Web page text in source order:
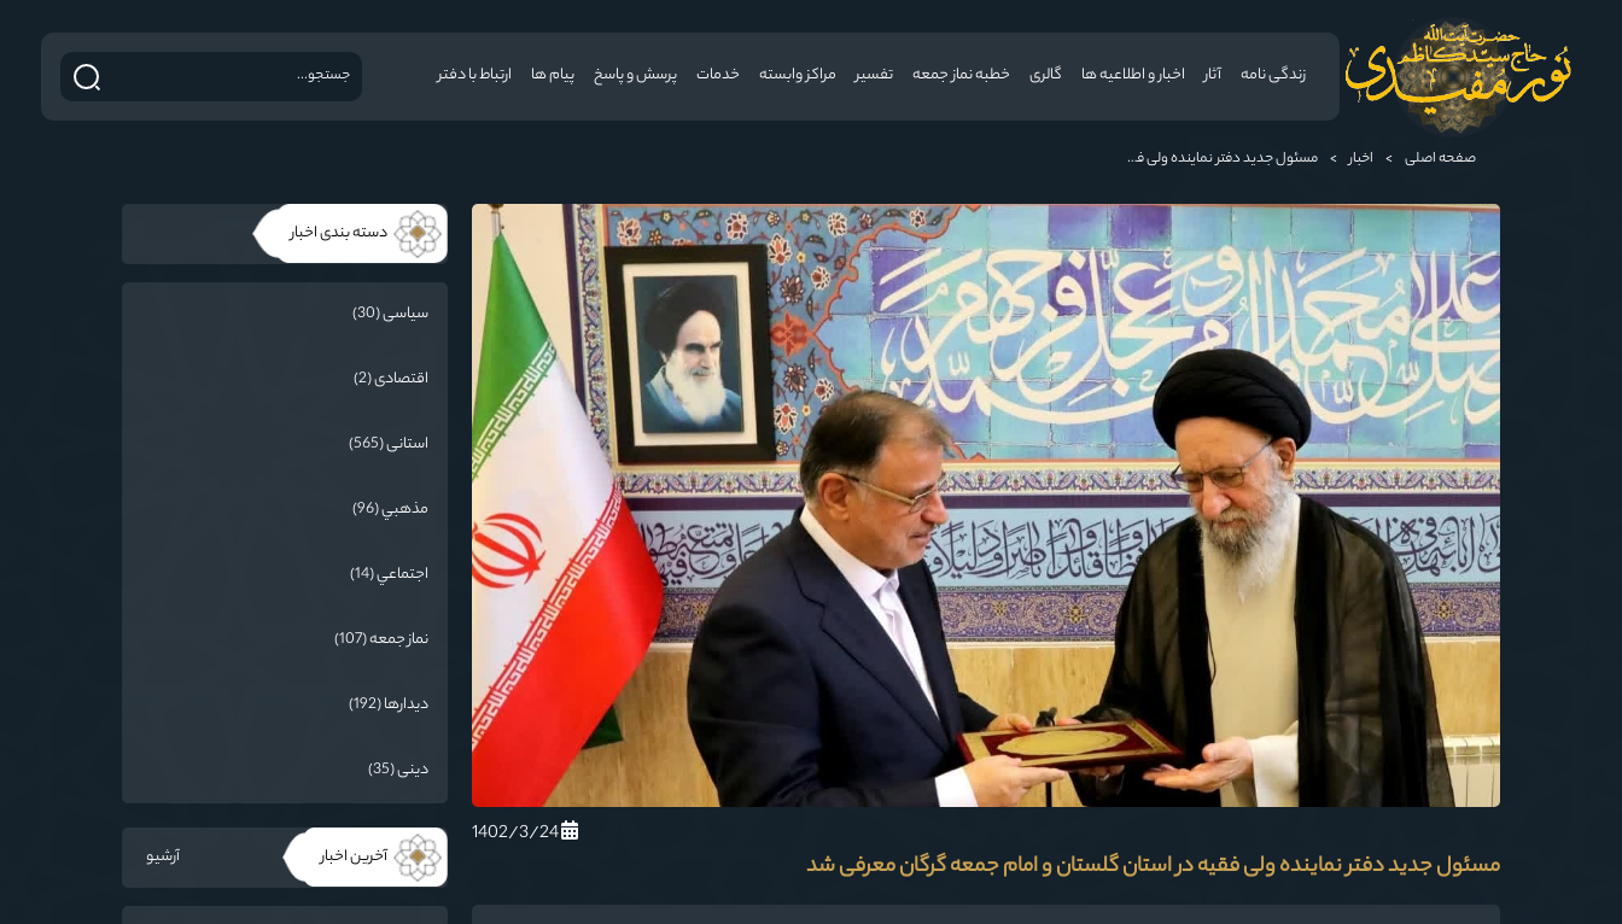
زندگی نامه آثار اخبار و اطلاعیه ها گالری خطبه نماز جمعه تفسیر مراکز وابسته خدمات پرسش و پاسخ پیام ها ارتباط با دفتر
صفحه اصلی > اخبار > مسئول جدید دفتر نماینده ولی فقیه در استان گلستان و امام جمعه گرگان معرفی شد
1402/3/24
مسئول جدید دفتر نماینده ولی فقیه در استان گلستان و امام جمعه گرگان معرفی شد
دسته بندی اخبار
سیاسی (30)
اقتصادی (2)
استانی (565)
مذهبي (96)
اجتماعي (14)
نماز جمعه (107)
دیدارها (192)
دینی (35)
آخرین اخبار آرشیو